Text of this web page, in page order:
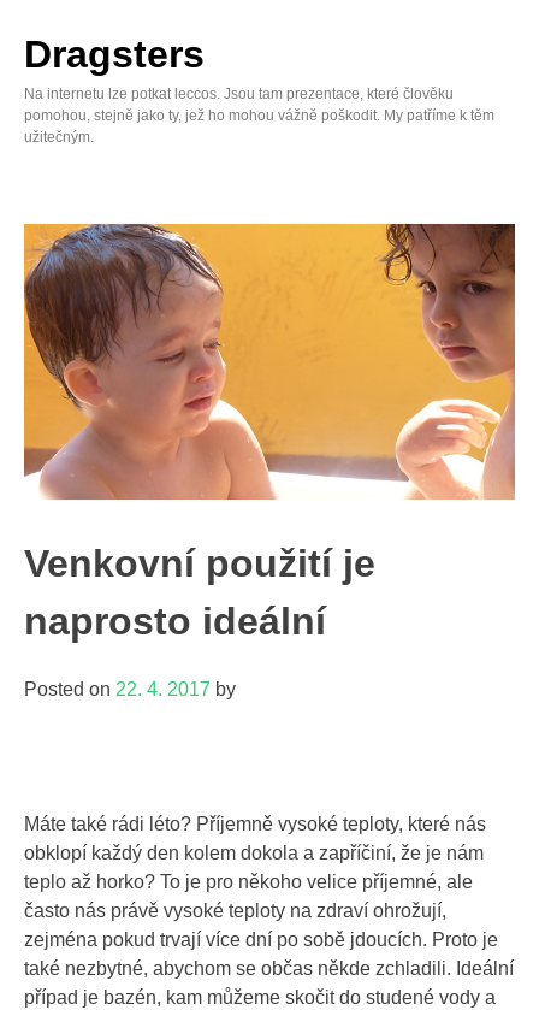
to
content
Dragsters
Na internetu lze potkat leccos. Jsou tam prezentace, které člověku
pomohou, stejně jako ty, jež ho mohou vážně poškodit. My patříme k těm
užitečným.
Venkovní použití je
naprosto ideální
Posted on 22. 4. 2017 by
Máte také rádi léto? Příjemně vysoké teploty, které nás
obklopí každý den kolem dokola a zapříčiní, že je nám
teplo až horko? To je pro někoho velice příjemné, ale
často nás právě vysoké teploty na zdraví ohrožují,
zejména pokud trvají více dní po sobě jdoucích. Proto je
také nezbytné, abychom se občas někde zchladili. Ideální
případ je bazén, kam můžeme skočit do studené vody a